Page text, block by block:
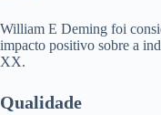
William E Deming foi
impacto positivo sobre a
XX.
Qualidade